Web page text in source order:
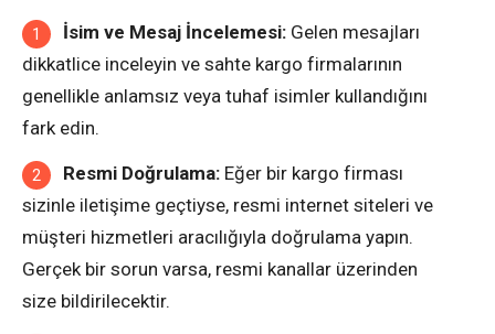
İsim ve Mesaj İncelemesi: Gelen mesajları
dikkatlice inceleyin ve sahte kargo firmalarının
genellikle anlamsız veya tuhaf isimler kullandığını
fark edin.
Resmi Doğrulama: Eğer bir kargo firması
sizinle iletişime geçtiyse, resmi internet siteleri ve
müşteri hizmetleri aracılığıyla doğrulama yapın.
Gerçek bir sorun varsa, resmi kanallar üzerinden
size bildirilecektir.